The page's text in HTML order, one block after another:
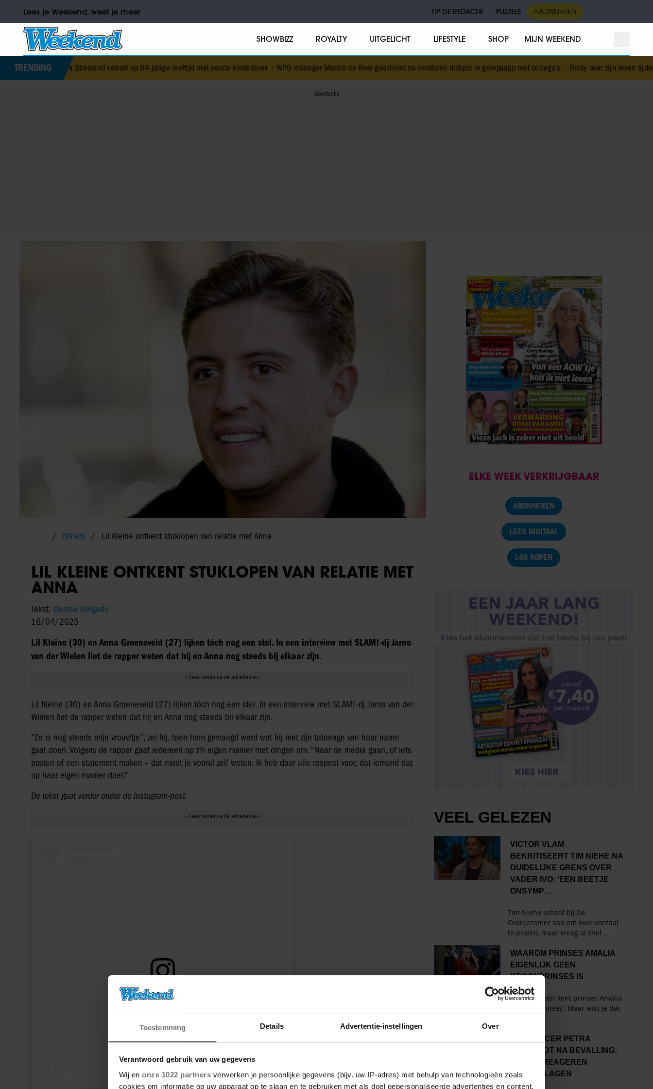
Toestemming Details Advertentie-instellingen Over
Verantwoord gebruik van uw gegevens
Wij en onze 1022 partners verwerken je persoonlijke gegevens (bijv. uw IP-adres) met behulp van technologieën zoals
cookies om informatie op uw apparaat op te slaan en te gebruiken met als doel gepersonaliseerde advertenties en content,
Lees je Weekend, weet je meer TIP DE REDACTIE PUZZELS ABONNEREN
SHOWBIZZ ROYALTY UITGELICHT LIFESTYLE SHOP MIJN WEEKEND
TRENDING
Streisand verrast op 84-jarige leeftijd met eerste kinderboek•NPO-manager Menno de Boer geschorst na versturen dickpic in groepsapp met collega’s•Ricky over zijn leven tijdens en na De
BN'ers Lil Kleine ontkent stuklopen van relatie met Anna
LIL KLEINE ONTKENT STUKLOPEN VAN RELATIE MET
ANNA
Tekst: Denise Delgado
16/04/2025
Lil Kleine (30) en Anna Groeneveld (27) lijken tóch nog een stel. In een interview met SLAM!-dj Jarno
van der Wielen liet de rapper weten dat hij en Anna nog steeds bij elkaar zijn.
Lil Kleine (30) en Anna Groeneveld (27) lijken tóch nog een stel. In een interview met SLAM!-dj Jarno van der
Wielen liet de rapper weten dat hij en Anna nog steeds bij elkaar zijn.
“Ze is nog steeds mijn vrouwtje”, zei hij, toen hem gevraagd werd wat hij met zijn tatoeage van haar naam
gaat doen. Volgens de rapper gaat iedereen op z’n eigen manier met dingen om. “Naar de media gaan, of iets
posten of een statement maken – dat moet je vooral zelf weten. Ik heb daar alle respect voor, dat iemand dat
op haar eigen manier doet.”
De tekst gaat verder onder de Instagram-post.
Dit bericht op Instagram bekijken
ELKE WEEK VERKRIJGBAAR
ABONNEREN
LEES DIGITAAL
LOS KOPEN